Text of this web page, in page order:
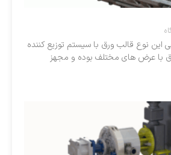
نوع قالب ورق با سیستم توزیع کننده
با عرض های مختلف بوده و مجهز